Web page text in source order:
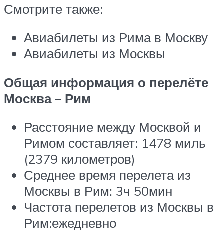
Смотрите также:
Авиабилеты из Рима в Москву
Авиабилеты из Москвы
Общая информация о перелёте
Москва – Рим
Расстояние между Москвой и
Римом составляет: 1478 миль
(2379 километров)
Среднее время перелета из
Москвы в Рим: 3ч 50мин
Частота перелетов из Москвы в
Рим:ежедневно